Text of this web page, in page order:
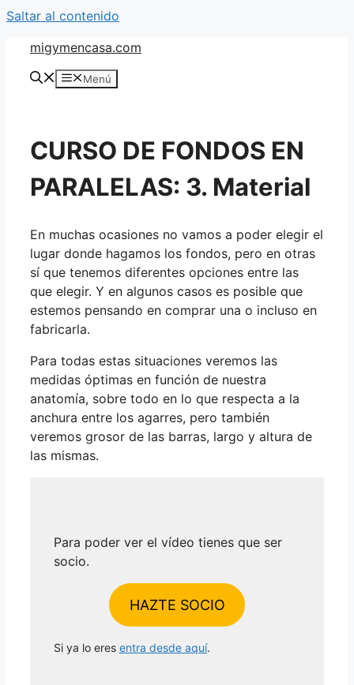
Saltar al contenido
migymencasa.com
Menú
CURSO DE FONDOS EN
PARALELAS: 3. Material
En muchas ocasiones no vamos a poder elegir el
lugar donde hagamos los fondos, pero en otras
sí que tenemos diferentes opciones entre las
que elegir. Y en algunos casos es posible que
estemos pensando en comprar una o incluso en
fabricarla.
Para todas estas situaciones veremos las
medidas óptimas en función de nuestra
anatomía, sobre todo en lo que respecta a la
anchura entre los agarres, pero también
veremos grosor de las barras, largo y altura de
las mismas.
Para poder ver el vídeo tienes que ser
socio.
HAZTE SOCIO
Si ya lo eres entra desde aquí.